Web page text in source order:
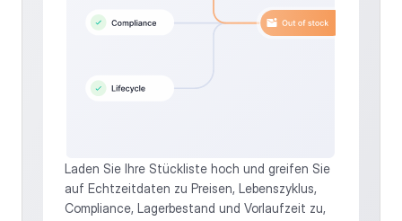
Laden Sie Ihre Stückliste hoch und greifen Sie
auf Echtzeitdaten zu Preisen, Lebenszyklus,
Compliance, Lagerbestand und Vorlaufzeit zu,